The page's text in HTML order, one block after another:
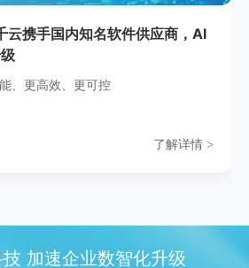
云携手国内知名软件供应商，AI
、更高效、更可控
了解详情 >
加速企业数智化升级